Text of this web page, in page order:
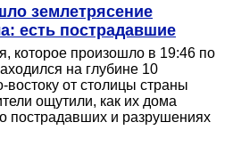
землетрясение
есть пострадавшие
которое произошло в 19:46 по
на глубине 10
востоку от столицы страны
ощутили, как их дома
пострадавших и разрушениях